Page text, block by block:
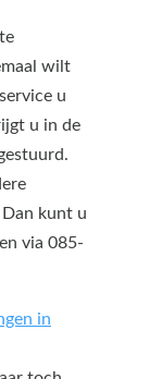
wilt
u
u in de
kunt u
via 085-
in